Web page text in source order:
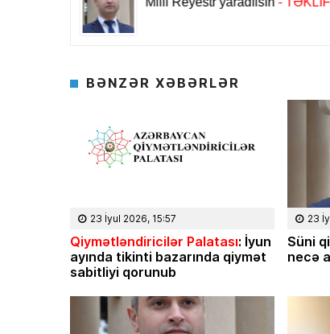
BƏNZƏR XƏBƏRLƏR
23 İyul 2026, 15:57
Qiymətləndiricilər Palatası: İyun
ayında tikinti bazarında qiymət
sabitliyi qorunub
23
Süni
necə